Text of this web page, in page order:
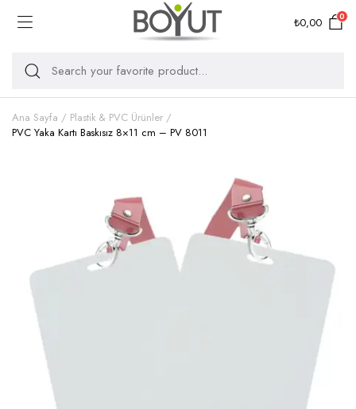
₺0,00 0
Ana Sayfa
Plastik & PVC Ürünler
PVC Yaka Kartı Baskısız 8×11 cm – PV 8011